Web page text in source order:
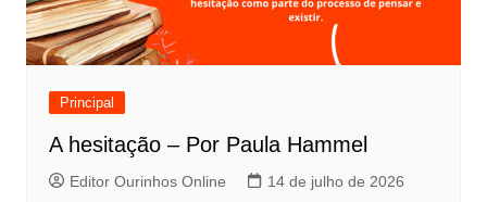
Principal
A hesitação – Por Paula Hammel
Editor Ourinhos Online 14 de julho de 2026